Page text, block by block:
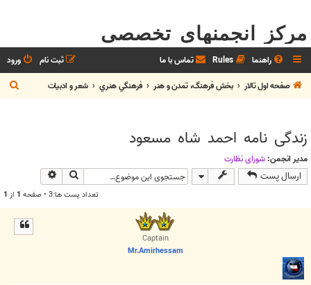
مرکز انجمنهای تخصصی
راهنما Rules تماس با ما ورود
ثبت نام
صفحه اول تالار
بخش فرهنگ، تمدن و هنر فرهنگي هنري شعر و ادبيات
س
زندگی نامه احمد شاه مسعود
مدیر انجمن: شوراي نظارت
ارسال پست جستجو
تعداد پست ها:3 • صفحه 1 از 1
Captain
Mr.Amirhessam